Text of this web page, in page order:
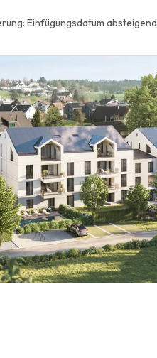
Einfügungsdatum absteigend